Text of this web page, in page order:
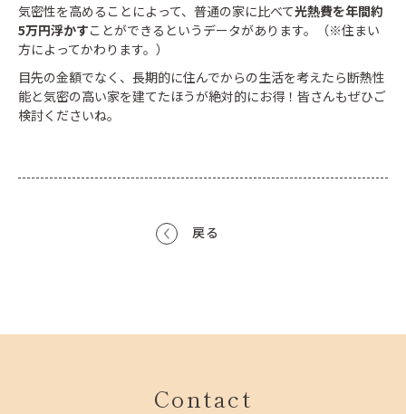
気密性を高めることによって、普通の家に比べて光熱費を年間約
5万円浮かすことができるというデータがあります。（※住まい
方によってかわります。）
目先の金額でなく、長期的に住んでからの生活を考えたら断熱性
能と気密の高い家を建てたほうが絶対的にお得！皆さんもぜひご
検討くださいね。
戻る
Contact